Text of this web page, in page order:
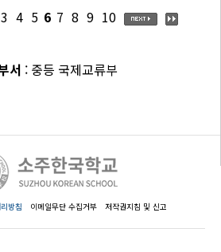
3 4 5 6 7 8 9 10
서 : 중등 국제교류부
방침 이메일무단 수집거부 저작권지침 및 신고